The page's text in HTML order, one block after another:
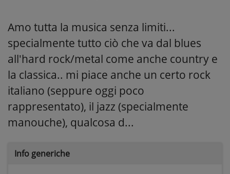
Amo tutta la musica senza limiti...
specialmente tutto ciò che va dal blues
all'hard rock/metal come anche country e
la classica.. mi piace anche un certo rock
italiano (seppure oggi poco
rappresentato), il jazz (specialmente
manouche), qualcosa d...
Info generiche